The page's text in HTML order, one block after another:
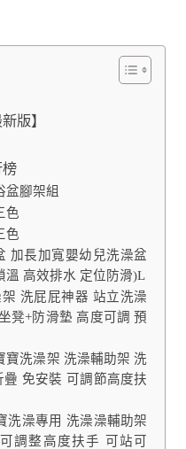
版】
盆腳架組
色
色
加長加寬嬰幼兒洗澡盆
溫 高效排水 定位防滑)L
架 洗屁屁神器 站立洗澡
凳+防滑墊 高度可調 預
寶洗澡架 洗澡輔助架 洗
免安裝 可調節高度扶
洗澡專用 洗澡澡輔助架
調整高度扶手 可站可